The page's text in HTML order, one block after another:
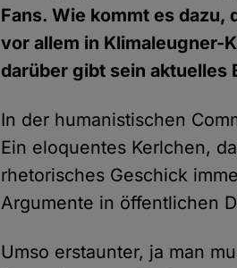
Fans. Wie kommt es
vor allem in Klimaleugner-
darüber gibt sein aktuelles
In der humanistischen
Ein eloquentes Kerlchen,
rhetorisches Geschick
Argumente in öffentlichen
Umso erstaunter, ja man